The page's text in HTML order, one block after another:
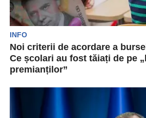
INFO
Noi criterii de acordare a
Ce școlari au fost tăiați de pe
premianților”
reglementări privind bursele de